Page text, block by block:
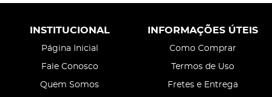
INSTITUCIONAL
Página Inicial
Fale Conosco
Quem Somos
INFORMAÇÕES ÚTEIS
Como Comprar
Termos de Uso
Fretes e Entrega